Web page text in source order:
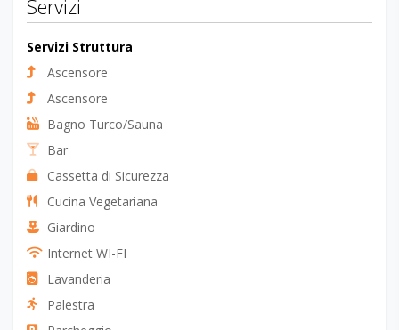
Servizi
Servizi Struttura
Ascensore
Ascensore
Bagno Turco/Sauna
Bar
Cassetta di Sicurezza
Cucina Vegetariana
Giardino
Internet WI-FI
Lavanderia
Palestra